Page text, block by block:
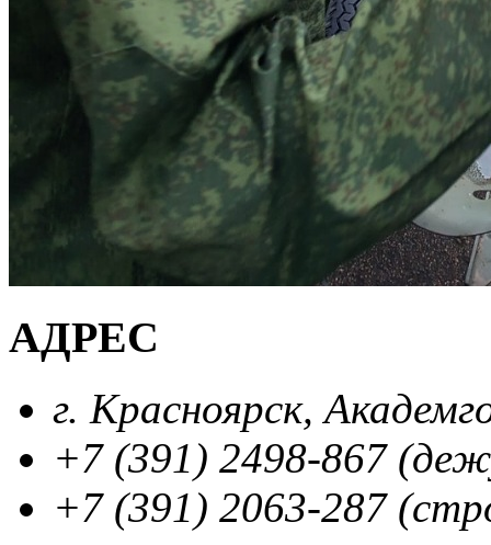
АДРЕС
г. Красноярск,
+7 (391) 2498-867
+7 (391) 2063-287